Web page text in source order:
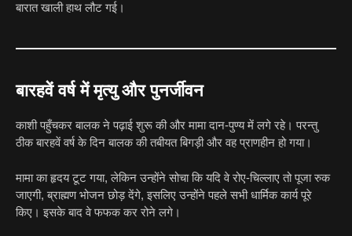
बारात खाली हाथ लौट गई।
बारहवें वर्ष में मृत्यु और पुनर्जीवन
काशी पहुँचकर बालक ने पढ़ाई शुरू की और मामा दान-पुण्य में लगे रहे। परन्तु
ठीक बारहवें वर्ष के दिन बालक की तबीयत बिगड़ी और वह प्राणहीन हो गया।
मामा का हृदय टूट गया, लेकिन उन्होंने सोचा कि यदि वे रोए-चिल्लाए तो पूजा रुक
जाएगी, ब्राह्मण भोजन छोड़ देंगे, इसलिए उन्होंने पहले सभी धार्मिक कार्य पूरे
किए। इसके बाद वे फफक कर रोने लगे।